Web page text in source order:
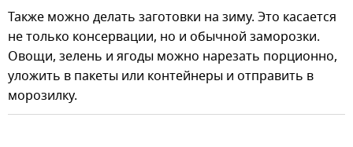
Также можно делать заготовки на зиму. Это касается
не только консервации, но и обычной заморозки.
Овощи, зелень и ягоды можно нарезать порционно,
уложить в пакеты или контейнеры и отправить в
морозилку.